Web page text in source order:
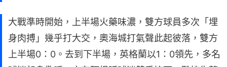
大戰準時開始，上半場火藥味濃，雙方球員多次「埋
身肉搏」幾乎打大交，奧海城打氣聲此起彼落，雙方
上半場0：0。去到下半場，英格蘭以1：0領先，多名